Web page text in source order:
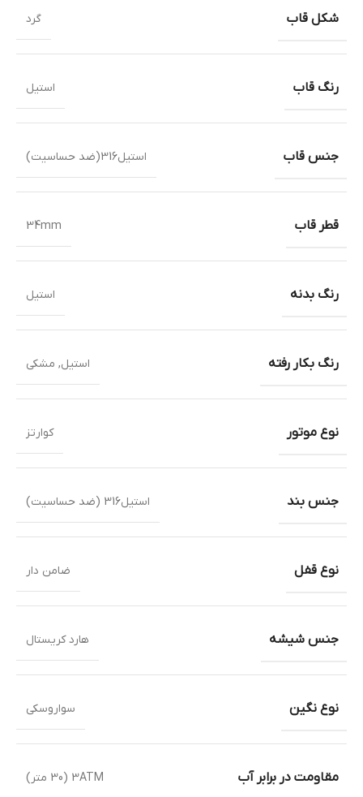
شکل قاب گرد
رنگ قاب استیل
جنس قاب استیل316(ضد حساسیت)
قطر قاب 34mm
رنگ بدنه استیل
رنگ بکار رفته استیل, مشکی
نوع موتور کوارتز
جنس بند استیل316 (ضد حساسیت)
نوع قفل ضامن دار
جنس شیشه هارد کریستال
نوع نگین سواروسکی
مقاومت در برابر آب 3ATM (30 متر)